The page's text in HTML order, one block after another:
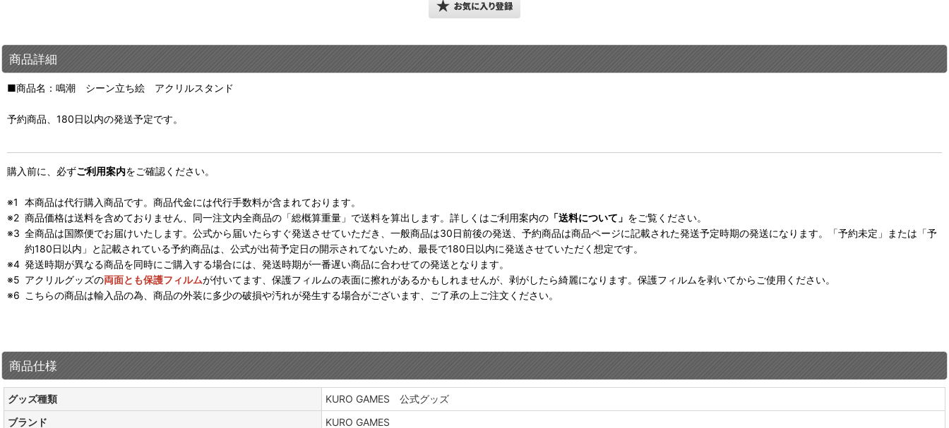
商品詳細
■商品名：鳴潮 シーン立ち絵 アクリルスタンド
予約商品、180日以内の発送予定です。
購入前に、必ずご利用案内をご確認ください。
本商品は代行購入商品です。商品代金には代行手数料が含まれております。
商品価格は送料を含めておりません、同一注文内全商品の「総概算重量」で送料を算出します。詳しくはご利用案内の 「送料について」 をご覧ください。
全商品は国際便でお届けいたします。公式から届いたらすぐ発送させていただき、一般商品は30日前後の発送、予約商品は商品ページに記載された発送予定時期の発送になります。「予約未定」または「予
約180日以内」と記載されている予約商品は、公式が出荷予定日の開示されてないため、最長で180日以内に発送させていただく想定です。
発送時期が異なる商品を同時にご購入する場合には、発送時期が一番遅い商品に合わせての発送となります。
アクリルグッズの両面とも保護フィルムが付いてます、保護フィルムの表面に擦れがあるかもしれませんが、剥がしたら綺麗になります。保護フィルムを剥いてからご使用ください。
こちらの商品は輸入品の為、商品の外装に多少の破損や汚れが発生する場合がございます、ご了承の上ご注文ください。
商品仕様
グッズ種類
KURO GAMES 公式グッズ
ブランド
KURO GAMES